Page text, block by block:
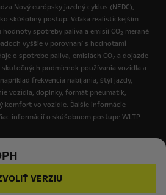
VERZIU
Nový európsky jazdný cyklus (NEDC),
skúšobný postup. Vďaka realistickejším
spotreby paliva a emisií CO2 merané
vyššie v porovnaní s hodnotami
o spotrebe paliva, emisiách CO2 a dojazde
podmienok používania vozidla a
frekvencia nabíjania, štýl jazdy,
vozidla, doplnky, formát pneumatík,
vo vozidle. Ďalšie informácie
informácií o skúšobnom postupe WLTP